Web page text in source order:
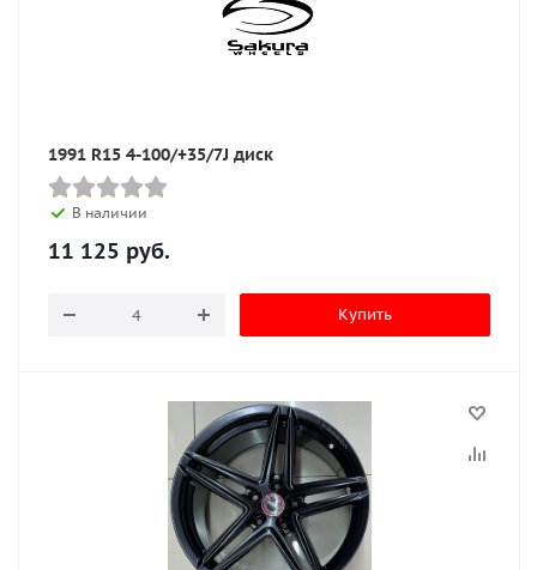
1991 R15 4-100/+35/7J диск
В наличии
11 125 руб.
Купить